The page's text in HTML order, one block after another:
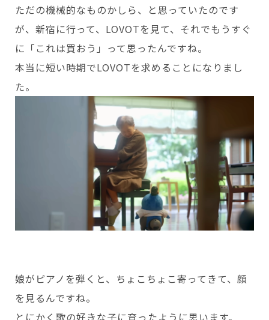
ただの機械的なものかしら、と思っていたのです
が、新宿に行って、LOVOTを見て、それでもうすぐ
に「これは買おう」って思ったんですね。
本当に短い時期でLOVOTを求めることになりまし
た。
娘がピアノを弾くと、ちょこちょこ寄ってきて、顔
を見るんですね。
とにかく歌の好きな子に育ったように思います。